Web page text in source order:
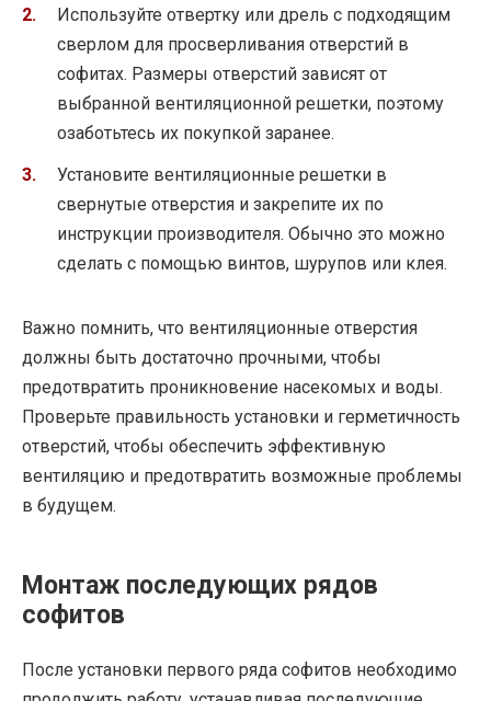
Используйте отвертку или дрель с подходящим
сверлом для просверливания отверстий в
софитах. Размеры отверстий зависят от
выбранной вентиляционной решетки, поэтому
озаботьтесь их покупкой заранее.
Установите вентиляционные решетки в
свернутые отверстия и закрепите их по
инструкции производителя. Обычно это можно
сделать с помощью винтов, шурупов или клея.
Важно помнить, что вентиляционные отверстия
должны быть достаточно прочными, чтобы
предотвратить проникновение насекомых и воды.
Проверьте правильность установки и герметичность
отверстий, чтобы обеспечить эффективную
вентиляцию и предотвратить возможные проблемы
в будущем.
Монтаж последующих рядов
софитов
После установки первого ряда софитов необходимо